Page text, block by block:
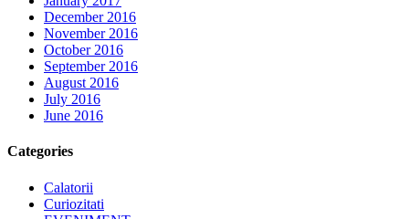
December 2016
November 2016
October 2016
September 2016
August 2016
July 2016
June 2016
Categories
Calatorii
Curiozitati